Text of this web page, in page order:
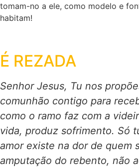
tomam-no a ele, como modelo e
habitam!
É REZADA
Senhor Jesus, Tu nos
comunhão contigo para
como o ramo faz com a
vida, produz sofrimento. Só
amor existe na dor de quem
amputação do rebento, não